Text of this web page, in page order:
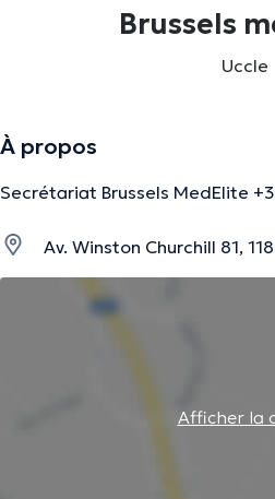
Brussels
Uccle
À propos
Secrétariat Brussels MedElite
Av. Winston Churchill 81,
Afficher la